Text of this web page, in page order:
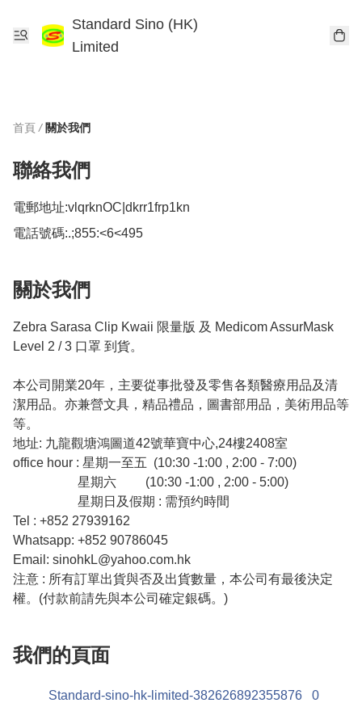
Standard Sino (HK)
Limited
首頁 / 關於我們
聯絡我們
電郵地址:vlqrknOC|dkrr1frp1kn
電話號碼:.;855:<6<495
關於我們
Zebra Sarasa Clip Kwaii 限量版 及 Medicom AssurMask
Level 2 / 3 口罩 到貨。
本公司開業20年，主要從事批發及零售各類醫療用品及清
潔用品。亦兼營文具，精品禮品，圖書部用品，美術用品等
等。
地址: 九龍觀塘鴻圖道42號華寶中心,24樓2408室
office hour : 星期一至五  (10:30 -1:00 , 2:00 - 7:00)
Tel : +852 27939162
Whatsapp: +852 90786045
Email: sinohkL@yahoo.com.hk
注意 : 所有訂單出貨與否及出貨數量，本公司有最後決定
權。(付款前請先與本公司確定銀碼。)
我們的頁面
Standard-sino-hk-limited-382626892355876 0